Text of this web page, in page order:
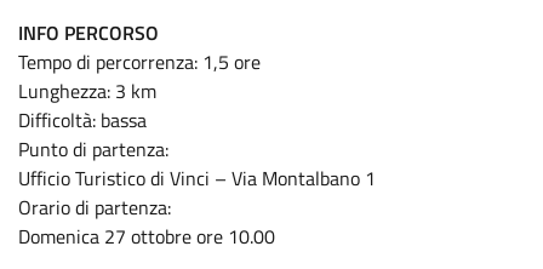
INFO PERCORSO
Tempo di percorrenza: 1,5 ore
Lunghezza: 3 km
Difficoltà: bassa
Punto di partenza:
Ufficio Turistico di Vinci – Via Montalbano 1
Orario di partenza:
Domenica 27 ottobre ore 10.00